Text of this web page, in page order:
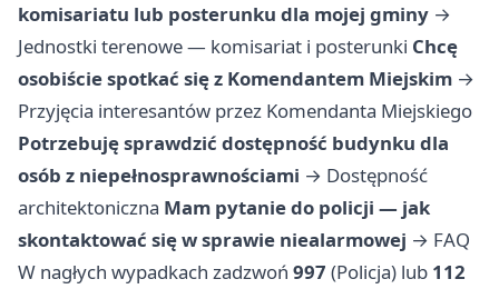
komisariatu lub posterunku dla mojej gminy →
Jednostki terenowe — komisariat i posterunki Chcę
osobiście spotkać się z Komendantem Miejskim →
Przyjęcia interesantów przez Komendanta Miejskiego
Potrzebuję sprawdzić dostępność budynku dla
osób z niepełnosprawnościami → Dostępność
architektoniczna Mam pytanie do policji — jak
skontaktować się w sprawie niealarmowej → FAQ
W nagłych wypadkach zadzwoń 997 (Policja) lub 112